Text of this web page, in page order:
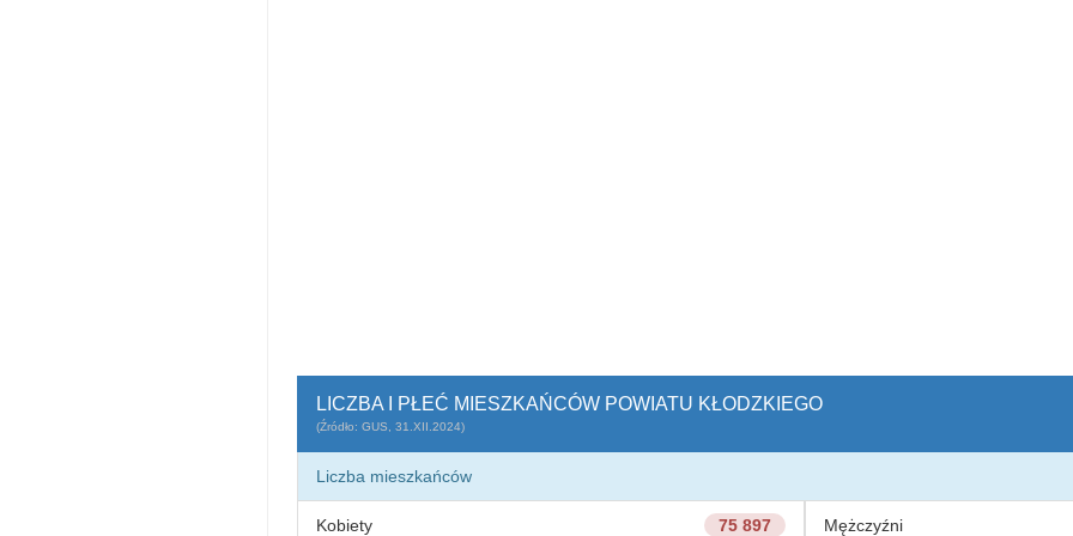
LICZBA I PŁEĆ MIESZKAŃCÓW POWIATU KŁODZKIEGO
(Źródło: GUS, 31.XII.2024)
Liczba mieszkańców
75 897
Kobiety Mężczyźni